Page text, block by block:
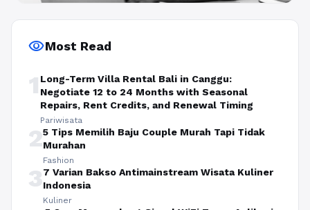
visibilityMost Read
1 Long-Term Villa Rental Bali in Canggu:
Negotiate 12 to 24 Months with Seasonal
Repairs, Rent Credits, and Renewal Timing
Pariwisata
25 Tips Memilih Baju Couple Murah Tapi Tidak
Murahan
Fashion
37 Varian Bakso Antimainstream Wisata Kuliner
Indonesia
Kuliner